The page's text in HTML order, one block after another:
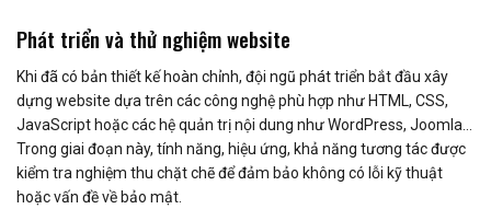
Phát triển và thử nghiệm website
Khi đã có bản thiết kế hoàn chỉnh, đội ngũ phát triển bắt đầu xây
dựng website dựa trên các công nghệ phù hợp như HTML, CSS,
JavaScript hoặc các hệ quản trị nội dung như WordPress, Joomla…
Trong giai đoạn này, tính năng, hiệu ứng, khả năng tương tác được
kiểm tra nghiệm thu chặt chẽ để đảm bảo không có lỗi kỹ thuật
hoặc vấn đề về bảo mật.